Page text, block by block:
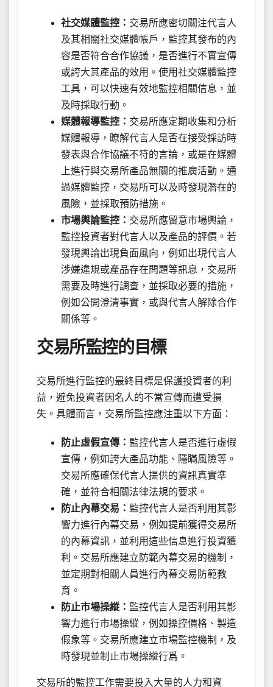
社交媒體監控： 交易所應密切關注代言人
及其相關社交媒體帳戶，監控其發布的內
容是否符合合作協議，是否進行不實宣傳
或誇大其產品的效用。使用社交媒體監控
工具，可以快速有效地監控相關信息，並
及時採取行動。
媒體報導監控： 交易所應定期收集和分析
媒體報導，瞭解代言人是否在接受採訪時
發表與合作協議不符的言論，或是在媒體
上進行與交易所產品無關的推廣活動。通
過媒體監控，交易所可以及時發現潛在的
風險，並採取預防措施。
市場輿論監控： 交易所應留意市場輿論，
監控投資者對代言人以及產品的評價。若
發現輿論出現負面風向，例如出現代言人
涉嫌違規或產品存在問題等訊息，交易所
需要及時進行調查，並採取必要的措施，
例如公開澄清事實，或與代言人解除合作
關係等。
交易所監控的目標
交易所進行監控的最終目標是保護投資者的利
益，避免投資者因名人的不當宣傳而遭受損
失。具體而言，交易所監控應注重以下方面：
防止虛假宣傳： 監控代言人是否進行虛假
宣傳，例如誇大產品功能、隱瞞風險等。
交易所應確保代言人提供的資訊真實準
確，並符合相關法律法規的要求。
防止內幕交易： 監控代言人是否利用其影
響力進行內幕交易，例如提前獲得交易所
的內幕資訊，並利用這些信息進行投資獲
利。交易所應建立防範內幕交易的機制，
並定期對相關人員進行內幕交易防範教
育。
防止市場操縱： 監控代言人是否利用其影
響力進行市場操縱，例如操控價格、製造
假象等。交易所應建立市場監控機制，及
時發現並制止市場操縱行爲。
交易所的監控工作需要投入大量的人力和資